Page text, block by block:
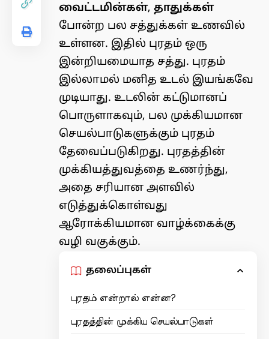
வைட்டமின்கள், தாதுக்கள்
போன்ற பல சத்துக்கள் உணவில்
உள்ளன. இதில் புரதம் ஒரு
இன்றியமையாத சத்து. புரதம்
இல்லாமல் மனித உடல் இயங்கவே
முடியாது. உடலின் கட்டுமானப்
பொருளாகவும், பல முக்கியமான
செயல்பாடுகளுக்கும் புரதம்
தேவைப்படுகிறது. புரதத்தின்
முக்கியத்துவத்தை உணர்ந்து,
அதை சரியான அளவில்
எடுத்துக்கொள்வது
ஆரோக்கியமான வாழ்க்கைக்கு
வழி வகுக்கும்.
தலைப்புகள்
புரதம் என்றால் என்ன?
புரதத்தின் முக்கிய செயல்பாடுகள்